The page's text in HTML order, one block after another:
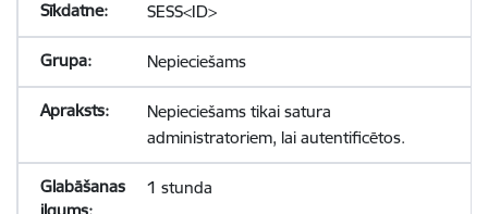
SESS<ID>
Nepieciešams
Nepieciešams tikai satura
administratoriem, lai autentificētos.
1 stunda